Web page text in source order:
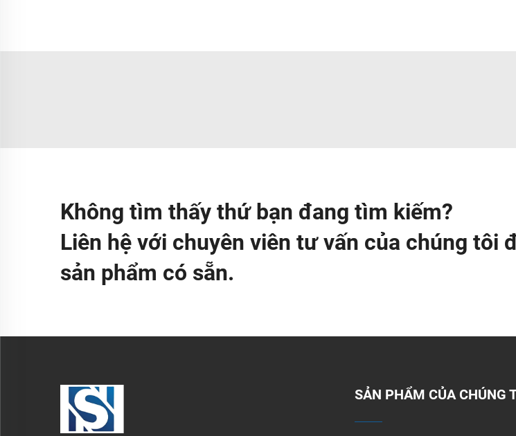
Không tìm thấy thứ bạn đang tìm kiếm?
Liên hệ với chuyên viên tư vấn của chúng tôi
sản phẩm có sẵn.
SẢN PHẨM CỦA CHÚNG